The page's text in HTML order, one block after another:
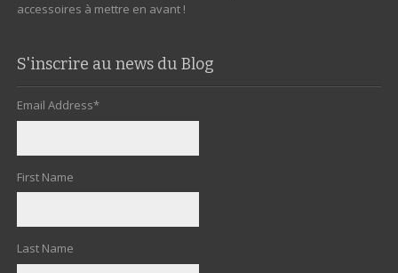
accessoires à mettre en avant !
S'inscrire au news du Blog
Email Address*
First Name
Last Name